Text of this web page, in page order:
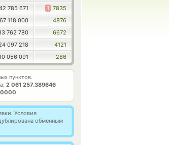
785 671 1 7835
67 118 000
4876
762 780
6672
097 218
4121
056 091 286
пунктов.
2 061 257.389646
Условия
обменным